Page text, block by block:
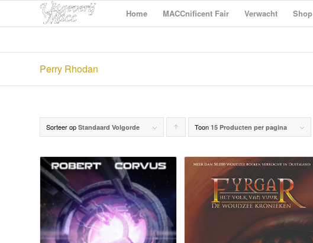
Home MACCnificent Fair Verwacht Shop
Perry Rhodan
Sorteer op Standaard Volgorde
Producten
Toon 15 Producten per pagina